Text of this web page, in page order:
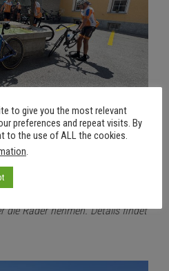
Alb Extrem
werden wir Teile des RTF
die Räder nehmen. Details findet
to give you the most relevant
preferences and repeat visits. By
to the use of ALL the cookies.
.